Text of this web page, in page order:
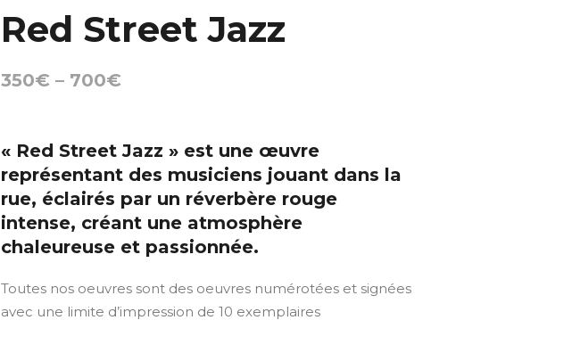
Red Street Jazz
350€ – 700€
« Red Street Jazz » est une œuvre
représentant des musiciens jouant dans la
rue, éclairés par un réverbère rouge
intense, créant une atmosphère
chaleureuse et passionnée.
Toutes nos oeuvres sont des oeuvres numérotées et signées
avec une limite d’impression de 10 exemplaires